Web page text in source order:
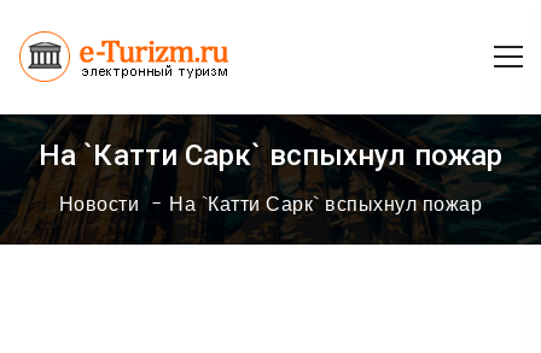
На `Катти Сарк` вспыхнул пожар
Новости На `Катти Сарк` вспыхнул пожар